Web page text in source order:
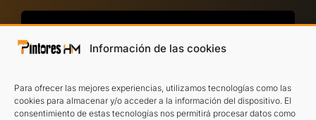
Información de las cookies
Para ofrecer las mejores experiencias, utilizamos tecnologías como las
cookies para almacenar y/o acceder a la información del dispositivo. El
consentimiento de estas tecnologías nos permitirá procesar datos como